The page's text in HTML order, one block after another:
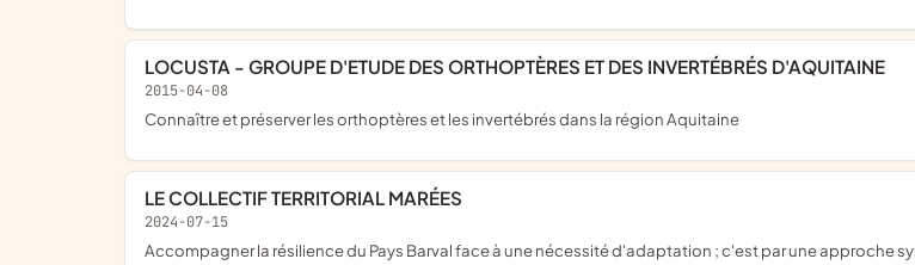
LOCUSTA - GROUPE D'ETUDE DES ORTHOPTÈRES ET DES INVERTÉBRÉS D'AQUITAINE
2015-04-08
connaître et préserver les orthoptères et les invertébrés dans la région Aquitaine
LE COLLECTIF TERRITORIAL MARÉES
2024-07-15
accompagner la résilience du Pays Barval face à une nécessité d'adaptation ; c'est par une approche systémique des enjeux que nous agissons pour une transition à la hauteur